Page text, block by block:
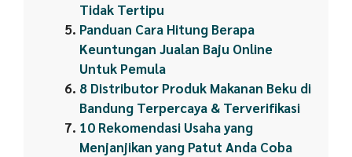
Tidak Tertipu
Panduan Cara Hitung Berapa
Keuntungan Jualan Baju Online
Untuk Pemula
8 Distributor Produk Makanan Beku di
Bandung Terpercaya & Terverifikasi
10 Rekomendasi Usaha yang
Menjanjikan yang Patut Anda Coba